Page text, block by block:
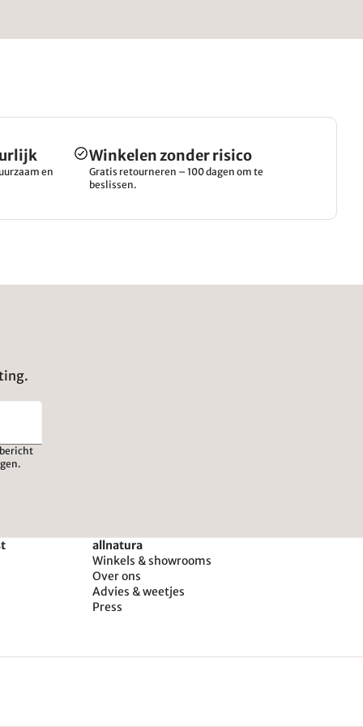
en
Winkelen zonder risico
Gratis retourneren – 100 dagen om te
beslissen.
allnatura
Winkels & showrooms
Over ons
Advies & weetjes
Press